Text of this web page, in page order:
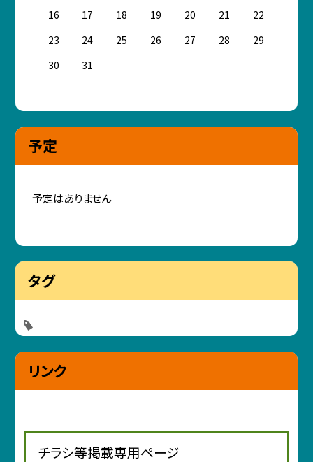
16
17 18 19 20 21
22
23
24 25 26 27 28
29
30
31
予定
予定はありません
タグ
リンク
チラシ等掲載専用ページ